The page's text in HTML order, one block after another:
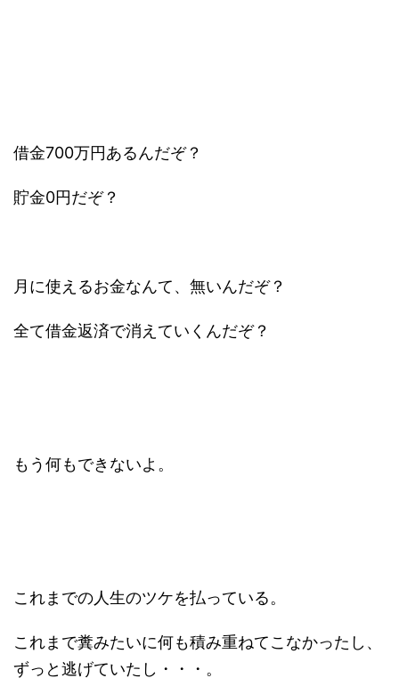
借金700万円あるんだぞ？
貯金0円だぞ？
月に使えるお金なんて、無いんだぞ？
全て借金返済で消えていくんだぞ？
もう何もできないよ。
これまでの人生のツケを払っている。
これまで糞みたいに何も積み重ねてこなかったし、
ずっと逃げていたし・・・。